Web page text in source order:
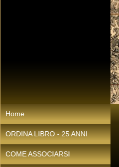
Home
ORDINA LIBRO - 25 ANNI
COME ASSOCIARSI